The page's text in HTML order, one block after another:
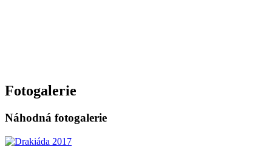
Fotogalerie
Náhodná fotogalerie